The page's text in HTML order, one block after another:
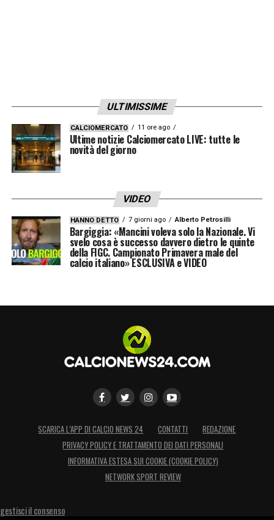
La concorrenza sulla stellina portoghese
resta comunque altissima: nelle ultime
settimane hanno alzato le antenne anche
club come Bayern Monaco
Madrid,Manchester City
LA PLAYLIST DELLE NOSTRE TOP NEWS
ULTIMISSIME
CALCIOMERCATO 11 ore ago
Ultime notizie Calciomercato LIVE: tutte le
novità del giorno
VIDEO
HANNO DETTO 7 giorni ago Alberto Petrosilli
Bargiggia: «Mancini voleva solo la Nazionale. Vi
svelo cosa è successo davvero dietro le quinte
della FIGC. Campionato Primavera male del
calcio italiano» ESCLUSIVA e VIDEO
SCARICA L’APP DI CALCIO NEWS 24 CONTATTI
REDAZIONE
PRIVACY POLICY E TRATTAMENTO DEI DATI PERSONALI
INFORMATIVA ESTESA SUI COOKIE (COOKIE POLICY)
NETWORK SPORT REVIEW
gestisci il consenso